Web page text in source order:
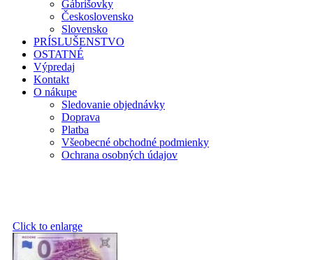
Gábrišovky
Československo
Slovensko
PRÍSLUŠENSTVO
OSTATNÉ
Výpredaj
Kontakt
O nákupe
Sledovanie objednávky
Doprava
Platba
Všeobecné obchodné podmienky
Ochrana osobných údajov
Click to enlarge